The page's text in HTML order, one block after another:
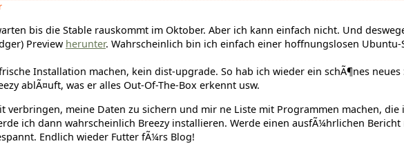
bis die Stable rauskommt im Oktober. Aber ich kann einfach nicht. Und
Preview herunter. Wahrscheinlich bin ich einfach einer hoffnungslosen Ubuntu-
Installation machen, kein dist-upgrade. So hab ich wieder ein schÃ¶nes neues
ablÃ¤uft, was er alles Out-Of-The-Box erkennt usw.
verbringen, meine Daten zu sichern und mir ne Liste mit Programmen machen, die
ich dann wahrscheinlich Breezy installieren. Werde einen ausfÃ¼hrlichen
Endlich wieder Futter fÃ¼rs Blog!